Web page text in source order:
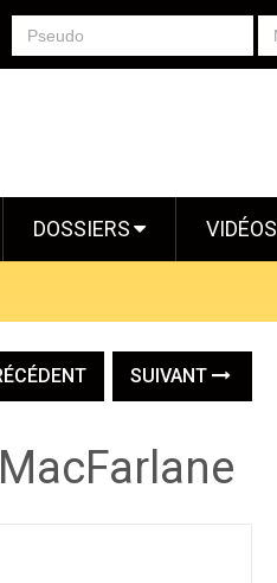
DOSSIERS VIDÉOS
SUIVANT